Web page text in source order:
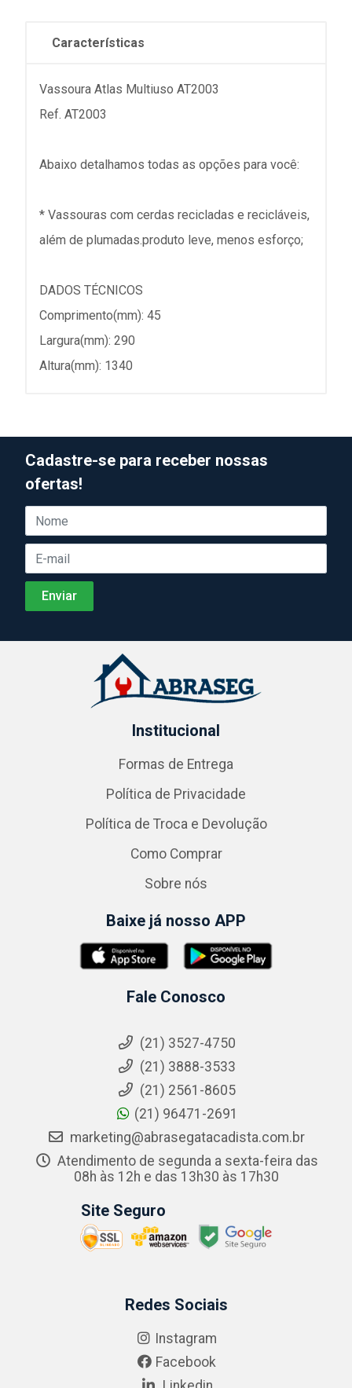
Características
Vassoura Atlas Multiuso AT2003
Ref. AT2003
Abaixo detalhamos todas as opções para você:
* Vassouras com cerdas recicladas e recicláveis,
além de plumadas.produto leve, menos esforço;
DADOS TÉCNICOS
Comprimento(mm): 45
Largura(mm): 290
Altura(mm): 1340
Cadastre-se para receber nossas
ofertas!
Institucional
Formas de Entrega
Política de Privacidade
Política de Troca e Devolução
Como Comprar
Sobre nós
Baixe já nosso APP
Fale Conosco
(21) 3527-4750
(21) 3888-3533
(21) 2561-8605
(21) 96471-2691
marketing@abrasegatacadista.com.br
Atendimento de segunda a sexta-feira das
08h às 12h e das 13h30 às 17h30
Site Seguro
Redes Sociais
Instagram
Facebook